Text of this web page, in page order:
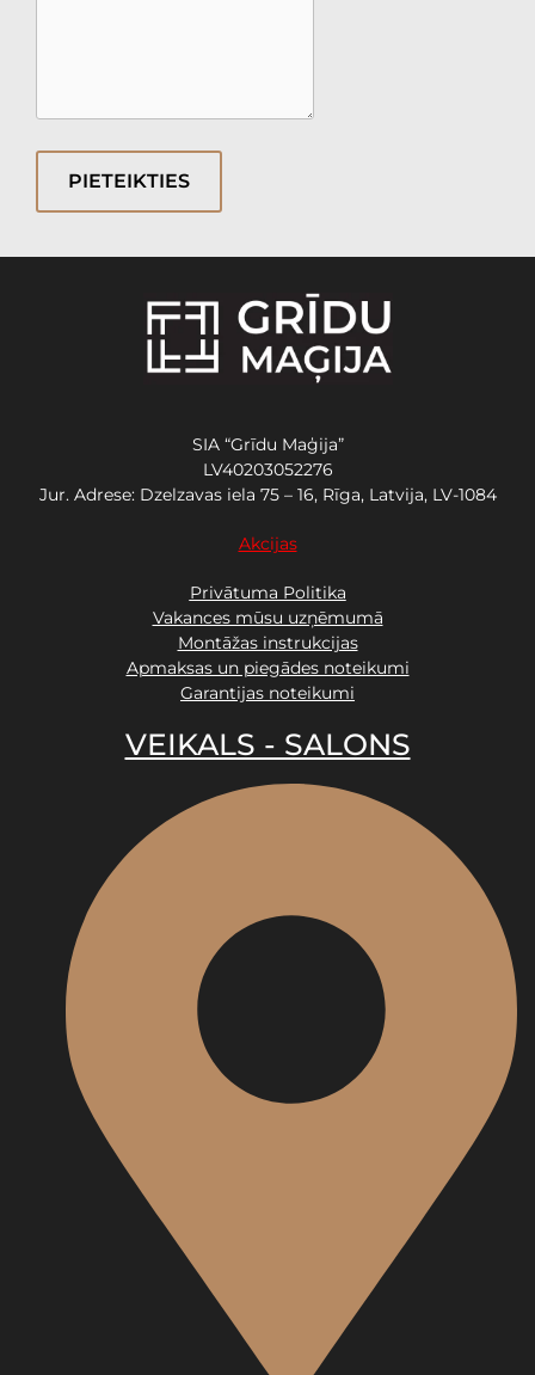
PIETEIKTIES
SIA “Grīdu Maģija”
LV40203052276
Jur. Adrese: Dzelzavas iela 75 – 16, Rīga, Latvija, LV-1084
Akcijas
Privātuma Politika
Vakances mūsu uzņēmumā
Montāžas instrukcijas
Apmaksas un piegādes noteikumi
Garantijas noteikumi
VEIKALS - SALONS